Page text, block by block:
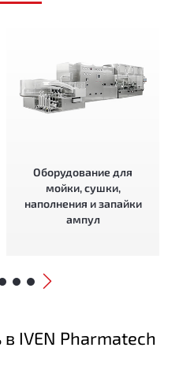
Оборудование для
мойки, сушки,
наполнения и запайки
ампул
IVEN Pharmatech